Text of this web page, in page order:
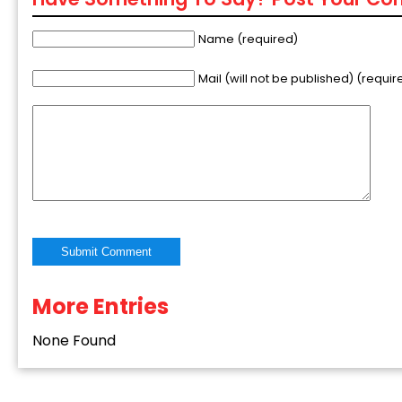
Name (required)
Mail (will not be published)
Alternative:
More Entries
None Found